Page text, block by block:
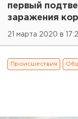
первый
заражения
21 марта 2020 в
Происшествия